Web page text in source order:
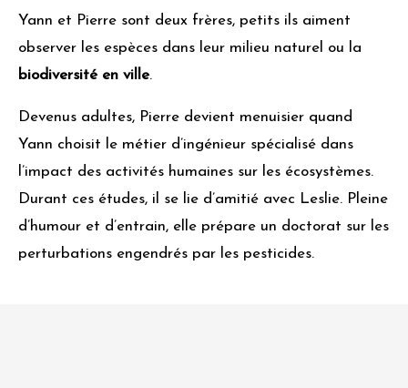
Yann et Pierre sont deux frères, petits ils aiment
observer les espèces dans leur milieu naturel ou la
biodiversité en ville.
Devenus adultes, Pierre devient menuisier quand
Yann choisit le métier d’ingénieur spécialisé dans
l’impact des activités humaines sur les écosystèmes.
Durant ces études, il se lie d’amitié avec Leslie. Pleine
d’humour et d’entrain, elle prépare un doctorat sur les
perturbations engendrés par les pesticides.